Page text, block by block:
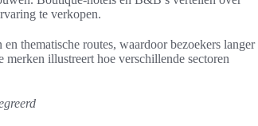
te verkopen.
thematische routes, waardoor bezoekers langer
illustreert hoe verschillende sectoren